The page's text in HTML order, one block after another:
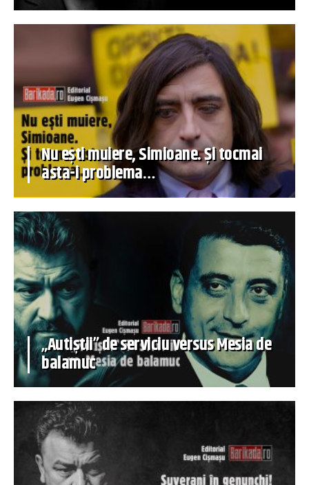
Nu ești muiere, Simioane. Și tocmai
asta-i problema…
„Autiștii” de serviciu versus Mesia de
balamuc